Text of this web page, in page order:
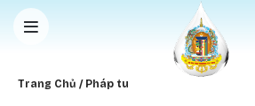
Nhảy đến
Breadcrumb
Trang Chủ Pháp tu